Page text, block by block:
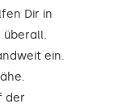
Dir in
überall.
ein.
der